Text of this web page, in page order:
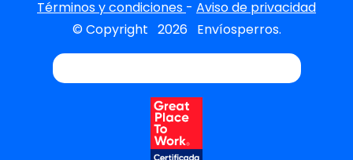
Términos y condiciones - Aviso de privacidad
© Copyright 2026 Envíosperros.